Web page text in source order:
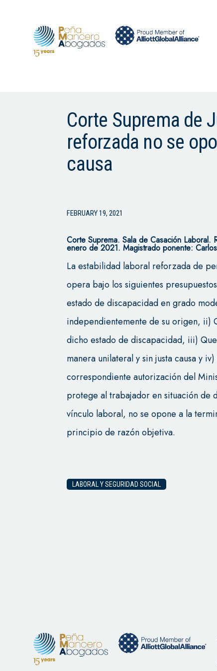
Corte Suprema de
reforzada no se
causa
FEBRUARY 19, 2021
Corte Suprema.Sala de Casación Laboral.
enero de 2021.Magistrado ponente:
La estabilidad laboral reforzada de
opera bajo los siguientes
estado de discapacidad en grado
independientemente de su origen, ii)
dicho estado de discapacidad, iii)
manera unilateral y sin justa causa y
correspondiente autorización del
protege al trabajador en situación de
vínculo laboral, no se opone a la
principio de razón objetiva.
LABORAL Y SEGURIDAD SOCIAL